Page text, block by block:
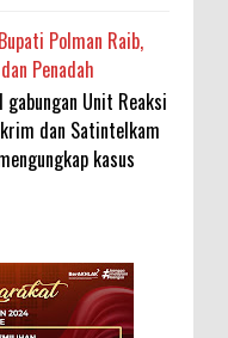
Polman Raib,
Penadah
gabungan Unit Reaksi
dan Satintelkam
kasus